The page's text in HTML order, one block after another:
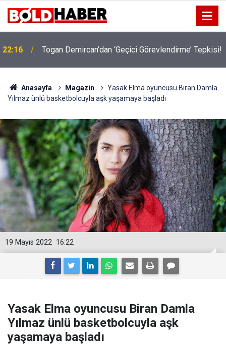
19:32 Sıcak Havalarda Ödem Şikayetini Hafife Almayın!
Anasayfa Magazin
Yasak Elma oyuncusu Biran Damla
Yılmaz ünlü basketbolcuyla aşk yaşamaya başladı
16:22
19 Mayıs 2022
Yasak Elma oyuncusu Biran Damla
Yılmaz ünlü basketbolcuyla aşk
yaşamaya başladı